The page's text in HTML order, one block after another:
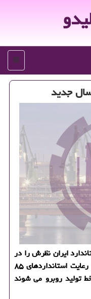
منو
جدید
ایران نظرش را در
مورد تعداد خودروهایی كه به علت عدم رعایت استانداردهای ۸۵
۱۳۹۷ با توقف خط تولید روبرو می شوند